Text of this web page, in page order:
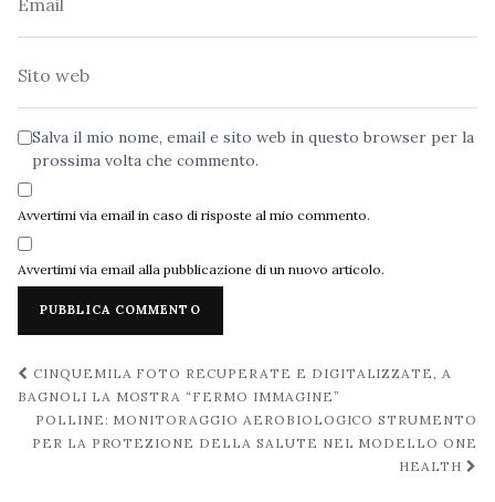
Salva il mio nome, email e sito web in questo browser per la
prossima volta che commento.
Avvertimi via email in caso di risposte al mio commento.
Avvertimi via email alla pubblicazione di un nuovo articolo.
Navigazione
post
CINQUEMILA FOTO RECUPERATE E DIGITALIZZATE, A
BAGNOLI LA MOSTRA “FERMO IMMAGINE”
POLLINE: MONITORAGGIO AEROBIOLOGICO STRUMENTO
PER LA PROTEZIONE DELLA SALUTE NEL MODELLO ONE
HEALTH